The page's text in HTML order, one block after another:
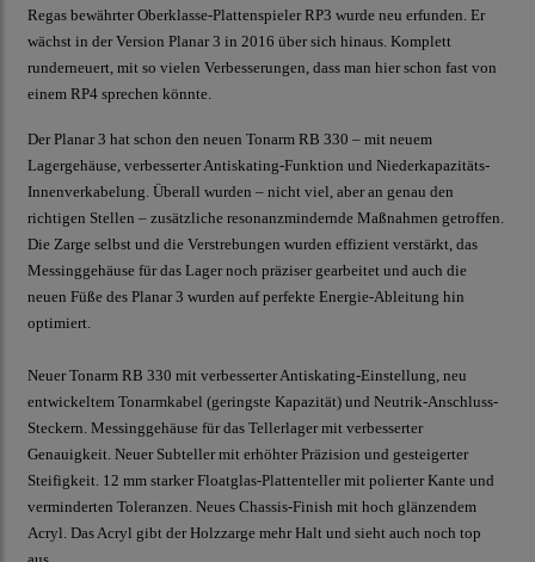
Regas bewährter Oberklasse-Plattenspieler RP3 wurde neu erfunden. Er
wächst in der Version Planar 3 in 2016 über sich hinaus. Komplett
runderneuert, mit so vielen Verbesserungen, dass man hier schon fast von
einem RP4 sprechen könnte.
Der Planar 3 hat schon den neuen Tonarm RB 330 – mit neuem
Lagergehäuse, verbesserter Antiskating-Funktion und Niederkapazitäts-
Innenverkabelung. Überall wurden – nicht viel, aber an genau den
richtigen Stellen – zusätzliche resonanzmindernde Maßnahmen getroffen.
Die Zarge selbst und die Verstrebungen wurden effizient verstärkt, das
Messinggehäuse für das Lager noch präziser gearbeitet und auch die
neuen Füße des Planar 3 wurden auf perfekte Energie-Ableitung hin
optimiert.
Neuer Tonarm RB 330 mit verbesserter Antiskating-Einstellung, neu
entwickeltem Tonarmkabel (geringste Kapazität) und Neutrik-Anschluss-
Steckern. Messinggehäuse für das Tellerlager mit verbesserter
Genauigkeit. Neuer Subteller mit erhöhter Präzision und gesteigerter
Steifigkeit. 12 mm starker Floatglas-Plattenteller mit polierter Kante und
verminderten Toleranzen. Neues Chassis-Finish mit hoch glänzendem
Acryl. Das Acryl gibt der Holzzarge mehr Halt und sieht auch noch top